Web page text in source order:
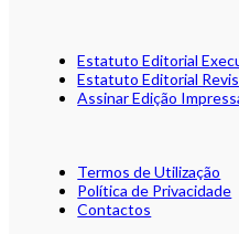
Estatuto Editorial
Estatuto Editorial
Assinar Edição
Termos de Utilização
Política de Privacidade
Contactos